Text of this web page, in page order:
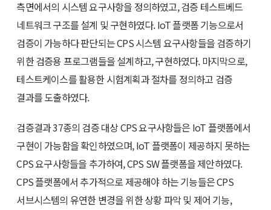
측면에서의 시스템 요구사항을 정의하였고, 검증 테스트베드
네트워크 구조를 설계 및 구현하였다. IoT 플랫폼 기능으로서
검증이 가능하다 판단되는 CPS 시스템 요구사항들을 검증하기
위한 검증용 프로그램들을 설계하고, 구현하였다. 마지막으로,
테스트케이스를 활용한 시험계획과 절차를 정의하고 검증
결과를 도출하였다.
검증결과 37종의 검증 대상 CPS 요구사항들은 IoT 플랫폼에서
구현이 가능함을 확인하였으며, IoT 플랫폼이 제공하지 못하는
CPS 요구사항들을 추가하여, CPS SW 플랫폼을 제안하였다.
CPS 플랫폼에서 추가적으로 제공해야 하는 기능들은 CPS
서브시스템의 유연한 변경을 위한 상황 파악 및 제어 기능,